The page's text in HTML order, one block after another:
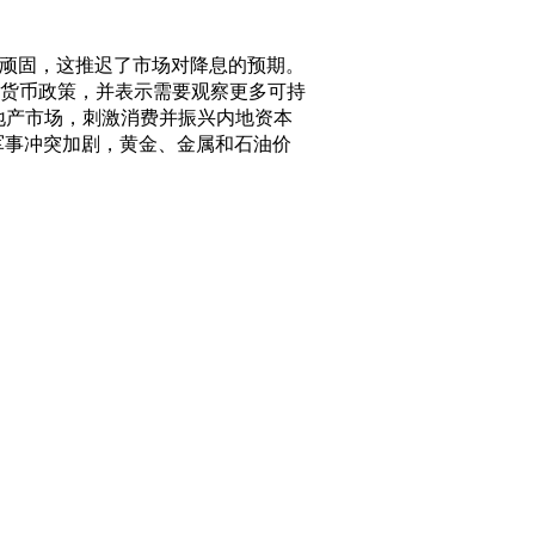
，这推迟了市场对降息的预期。
币政策，并表示需要观察更多可持
市场，刺激消费并振兴内地资本
冲突加剧，黄金、金属和石油价